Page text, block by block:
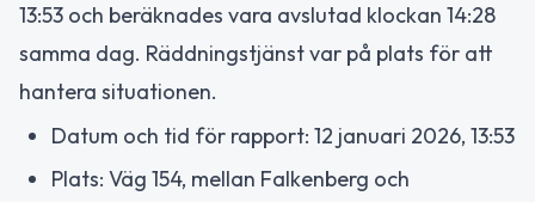
13:53 och beräknades vara avslutad klockan 14:28
samma dag. Räddningstjänst var på plats för att
hantera situationen.
Datum och tid för rapport: 12 januari 2026, 13:53
Plats: Väg 154, mellan Falkenberg och